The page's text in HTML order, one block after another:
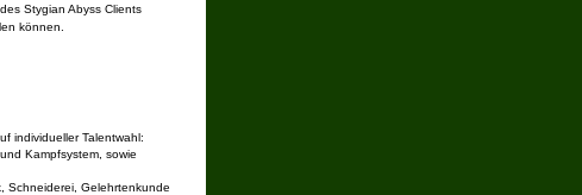
Stygian Abyss Clients
können.
individueller Talentwahl:
Kampfsystem, sowie
Schneiderei, Gelehrtenkunde